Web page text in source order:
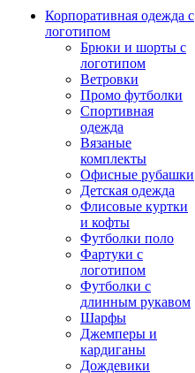
Корпоративная одежда с
логотипом
Брюки и шорты с
логотипом
Ветровки
Промо футболки
Спортивная
одежда
Вязаные
комплекты
Офисные рубашки
Детская одежда
Флисовые куртки
и кофты
Футболки поло
Фартуки с
логотипом
Футболки с
длинным рукавом
Шарфы
Джемперы и
кардиганы
Дождевики